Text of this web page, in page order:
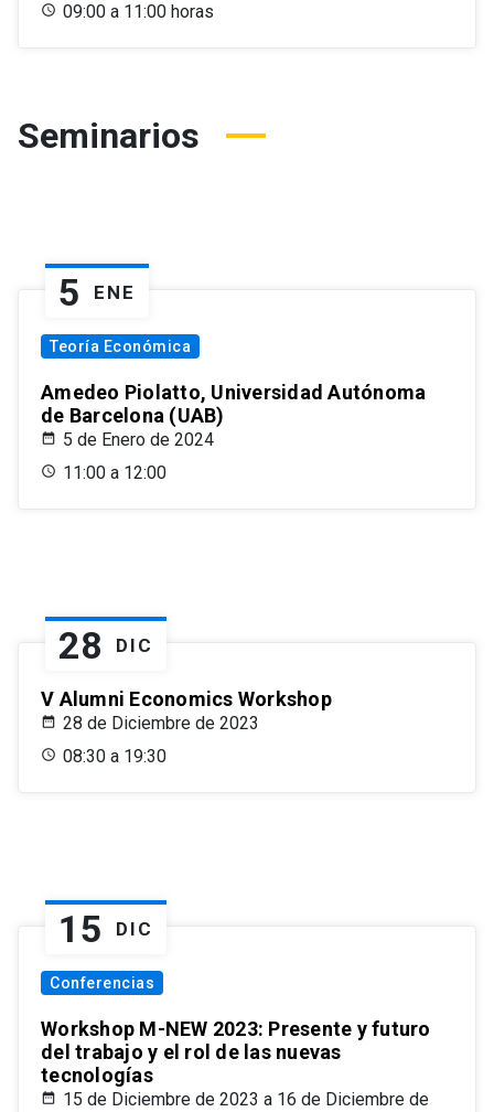
09:00 a 11:00 horas
Seminarios
5 ENE
Teoría Económica
Amedeo Piolatto, Universidad Autónoma
de Barcelona (UAB)
5 de Enero de 2024
11:00 a 12:00
28 DIC
V Alumni Economics Workshop
28 de Diciembre de 2023
08:30 a 19:30
15 DIC
Conferencias
Workshop M-NEW 2023: Presente y futuro
del trabajo y el rol de las nuevas
tecnologías
15 de Diciembre de 2023 a 16 de Diciembre de